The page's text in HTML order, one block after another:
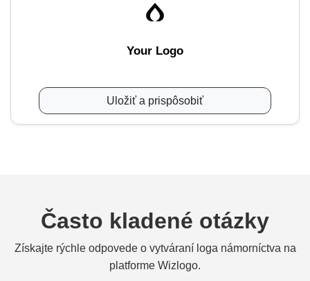
Your Logo
Uložiť a prispôsobiť
Často kladené otázky
Získajte rýchle odpovede o vytváraní loga námorníctva na
platforme Wizlogo.